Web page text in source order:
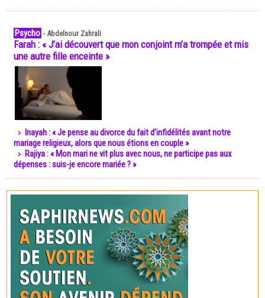
Psycho -Abdelnour Zahrali
Farah : « J’ai découvert que mon conjoint m’a trompée et mis
une autre fille enceinte »
Inayah : « Je pense au divorce du fait d’infidélités avant notre
mariage religieux, alors que nous étions en couple »
Rajiya : « Mon mari ne vit plus avec nous, ne participe pas aux
dépenses : suis-je encore mariée ? »